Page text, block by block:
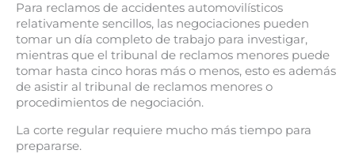
Para reclamos de accidentes automovilísticos
relativamente sencillos, las negociaciones pueden
tomar un día completo de trabajo para investigar,
mientras que el tribunal de reclamos menores puede
tomar hasta cinco horas más o menos, esto es además
de asistir al tribunal de reclamos menores o
procedimientos de negociación.
La corte regular requiere mucho más tiempo para
prepararse.